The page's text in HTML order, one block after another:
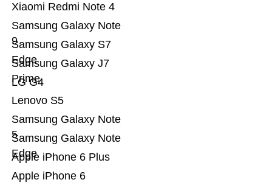
Apple iPhone 6
Apple iPhone 6 Plus
Samsung Galaxy Note
Edge
Samsung Galaxy Note
5
Lenovo S5
LG G4
Samsung Galaxy J7
Prime
Samsung Galaxy S7
Edge
Samsung Galaxy Note
9
Xiaomi Redmi Note 4